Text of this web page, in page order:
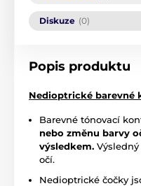
Diskuze (0)
Popis produktu
Nedioptrické barevné
Barevné tónovací
nebo změnu barvy
výsledkem.
očí.
Nedioptrické čočky